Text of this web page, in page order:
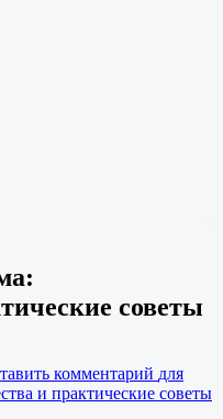
советы
комментарий для
и практические советы